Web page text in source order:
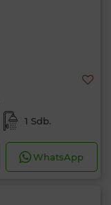
1 Sdb.
WhatsApp